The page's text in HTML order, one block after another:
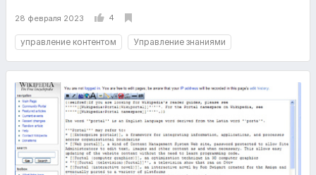
28 февраля 2023 4
управление контентом Управление знаниями